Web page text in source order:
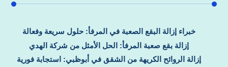
خبراء إزالة البقع الصعبة في المرفأ: حلول سريعة وفعالة
إزالة بقع صعبة المرفأ: الحل الأمثل من شركة الهدي
إزالة الروائح الكريهة من الشقق في أبوظبي: استجابة فورية